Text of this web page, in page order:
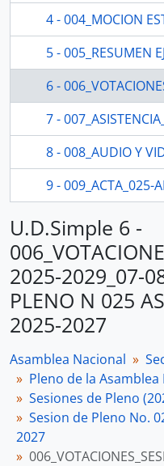
U.D.Simple 6 -
2025-2029_07-
PLENO N 025
2025-2027
Asamblea Nacional
Pleno de la Asamblea
Sesiones de Pleno
Sesion de Pleno No.
2027